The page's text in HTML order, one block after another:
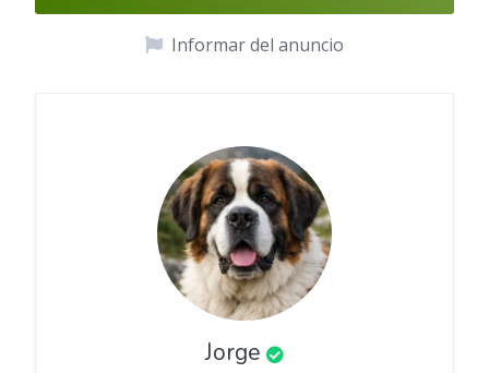
Informar del anuncio
Jorge